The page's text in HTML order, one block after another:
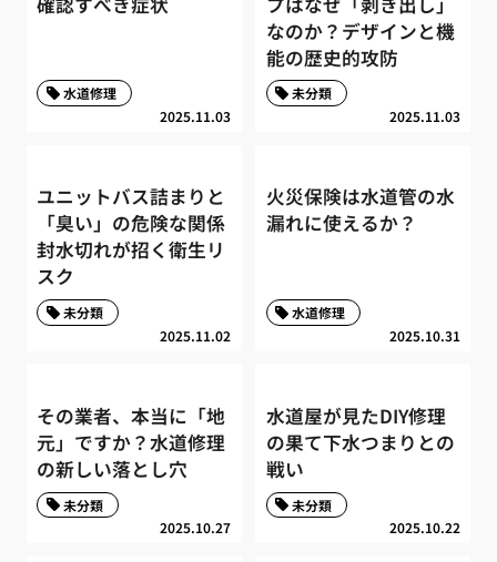
2025.11.03
水道修理
なのか？デザインと機
能の歴史的攻防
2025.11.03
未分類
ユニットバス詰まりと
「臭い」の危険な関係
封水切れが招く衛生リ
スク
2025.11.02
未分類
火災保険は水道管の水
漏れに使えるか？
2025.10.31
水道修理
その業者、本当に「地
元」ですか？水道修理
の新しい落とし穴
2025.10.27
未分類
水道屋が見たDIY修理
の果て下水つまりとの
戦い
2025.10.22
未分類